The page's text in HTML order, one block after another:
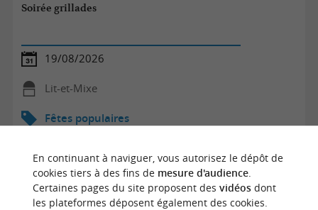
Soirée grillades
19/08/2026
Lit-et-Mixe
Fêtes populaires
En continuant à naviguer, vous autorisez le dépôt de
cookies tiers à des fins de mesure d'audience.
Certaines pages du site proposent des vidéosdont
les plateformes déposent également des cookies.